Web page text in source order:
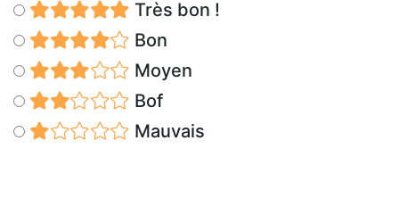
Très bon !
Bon
Moyen
Bof
Mauvais